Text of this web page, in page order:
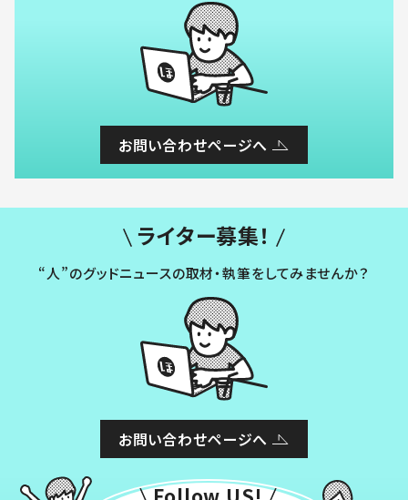
お問い合わせページへ
ライター募集！
“人”のグッドニュースの取材・執筆をしてみませんか？
お問い合わせページへ